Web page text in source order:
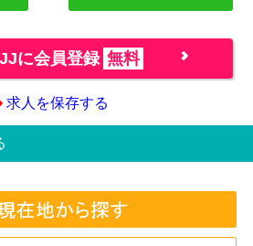
に会員登録 無料
求人を保存する